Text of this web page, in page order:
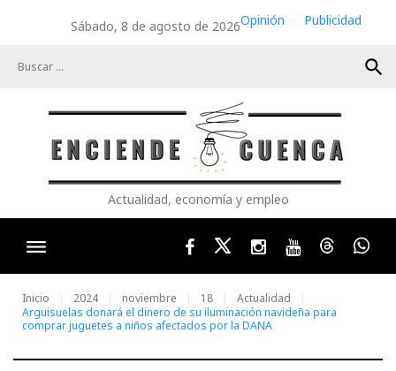
Sábado, 8 de agosto de 2026Opinión
Publicidad
search
Actualidad, economía y empleo
FacebookTwitterInstagram
YoutubeThreads
Inicio 2024 noviembre 18
Actualidad
Arguisuelas donará el dinero de su iluminación navideña para
comprar juguetes a niños afectados por la DANA